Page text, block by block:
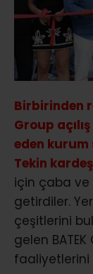
Birbirinden
Group
eden
Tekin
için çaba
getirdiler.
çeşitlerini
gelen
faaliyetlerini